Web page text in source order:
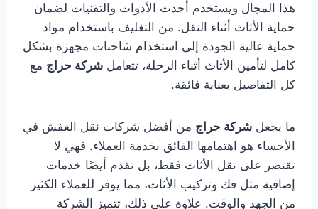
هذا المجال ويستخدم أحدث الأدوات والتقنيات لضمان
حماية الأثاث أثناء النقل. من التغليف باستخدام مواد
حماية عالية الجودة إلى استخدام شاحنات مجهزة بشكل
كامل لتأمين الأثاث أثناء الرحلة، تتعامل شركة حراج مع
كل التفاصيل بعناية فائقة.
ما يجعل شركة حراج من أفضل شركات نقل العفش في
الأحساء هو اهتمامها الفائق بخدمة العملاء. فهي لا
تقتصر على نقل الأثاث فقط، بل تقدم أيضًا خدمات
إضافية مثل فك وتركيب الأثاث، مما يوفر للعملاء الكثير
من الجهد والوقت. علاوة على ذلك، تتميز الشركة